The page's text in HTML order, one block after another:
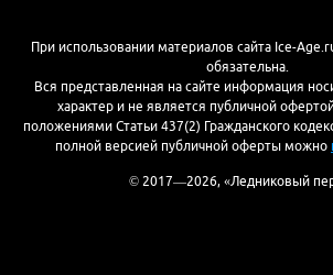
При использовании материалов сайта Ice-
обязательна.
Вся представленная на сайте информация
характер и не является публичной
положениями Статьи 437(2) Гражданского
полной версией публичной оферты можно
© 2017—2026, «Ледниковый